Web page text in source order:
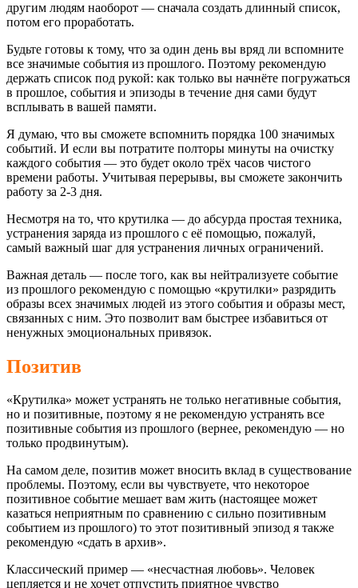
другим людям наоборот — сначала создать длинный список,
потом его проработать.
Будьте готовы к тому, что за один день вы вряд ли вспомните
все значимые события из прошлого. Поэтому рекомендую
держать список под рукой: как только вы начнёте погружаться
в прошлое, события и эпизоды в течение дня сами будут
всплывать в вашей памяти.
Я думаю, что вы сможете вспомнить порядка 100 значимых
событий. И если вы потратите полторы минуты на очистку
каждого события — это будет около трёх часов чистого
времени работы. Учитывая перерывы, вы сможете закончить
работу за 2-3 дня.
Несмотря на то, что крутилка — до абсурда простая техника,
устранения заряда из прошлого с её помощью, пожалуй,
самый важный шаг для устранения личных ограничений.
Важная деталь — после того, как вы нейтрализуете событие
из прошлого рекомендую с помощью «крутилки» разрядить
образы всех значимых людей из этого события и образы мест,
связанных с ним. Это позволит вам быстрее избавиться от
ненужных эмоциональных привязок.
Позитив
«Крутилка» может устранять не только негативные события,
но и позитивные, поэтому я не рекомендую устранять все
позитивные события из прошлого (вернее, рекомендую — но
только продвинутым).
На самом деле, позитив может вносить вклад в существование
проблемы. Поэтому, если вы чувствуете, что некоторое
позитивное событие мешает вам жить (настоящее может
казаться неприятным по сравнению с сильно позитивным
событием из прошлого) то этот позитивный эпизод я также
рекомендую «сдать в архив».
Классический пример — «несчастная любовь». Человек
цепляется и не хочет отпустить приятное чувство